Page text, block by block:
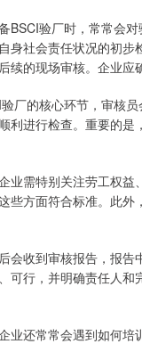
BSCI验厂时，常常会
身社会责任状况的初
续的现场审核。企业应
厂的核心环节，审核
利进行检查。重要的是
业需特别关注劳工权
些方面符合标准。此
会收到审核报告，报告
可行，并明确责任人
业还常常会遇到如何